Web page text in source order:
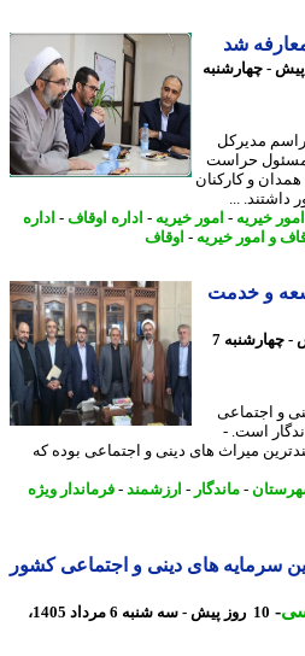
شد
- چهارشنبه
مدیرکل
حراست
و کارکنان
...
خیریه- امور خیریه- اداره اوقاف-اداره
امور خیریه- اوقاف
و خدمت
9 روز پیش - چهارشنبه 7
است. -
میراث های دینی و اجتماعی بوده که
-ماندگار-ارزشمند-فرماندار ویژه
های دینی و اجتماعی کشور
10 روز پیش - سه شنبه 6 مرداد 1405،